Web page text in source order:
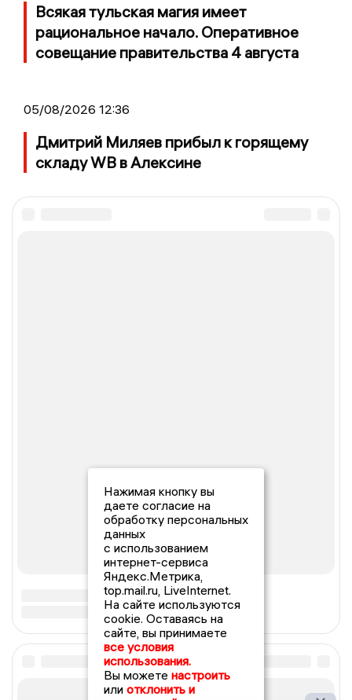
Всякая тульская магия имеет
рациональное начало. Оперативное
совещание правительства 4 августа
05/08/2026 12:36
Дмитрий Миляев прибыл к горящему
складу WB в Алексине
Нажимая кнопку вы
даете согласие на
обработку персональных
данных
с использованием
интернет-сервиса
Яндекс.Метрика,
top.mail.ru, LiveInternet.
На сайте используются
cookie. Оставаясь на
сайте, вы принимаете
все условия
использования.
Вы можете настроить
или отклонить и